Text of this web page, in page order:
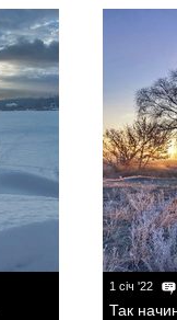
1 січ '22
Так